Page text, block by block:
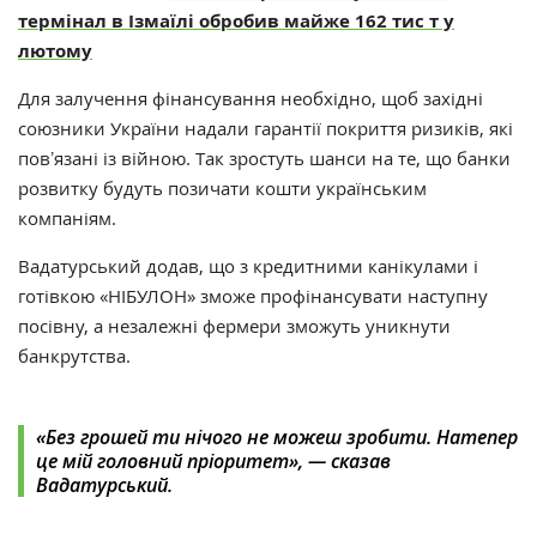
термінал в Ізмаїлі обробив майже 162 тис т у
лютому
Для залучення фінансування необхідно, щоб західні
союзники України надали гарантії покриття ризиків, які
повʼязані із війною. Так зростуть шанси на те, що банки
розвитку будуть позичати кошти українським
компаніям.
Вадатурський додав, що з кредитними канікулами і
готівкою «НІБУЛОН» зможе профінансувати наступну
посівну, а незалежні фермери зможуть уникнути
банкрутства.
«Без грошей ти нічого не можеш зробити. Натепер
це мій головний пріоритет», — сказав
Вадатурський.